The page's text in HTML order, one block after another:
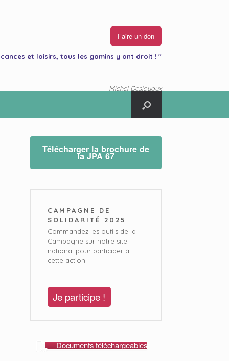
Faire un don
et loisirs, tous les gamins y ont droit ! "
Michel Desjoyaux
Télécharger la brochure de
la JPA 67
CAMPAGNE DE
SOLIDARITÉ 2025
Commandez les outils de la
Campagne sur notre site
national pour participer à
cette action.
Je participe !
Documents téléchargeables